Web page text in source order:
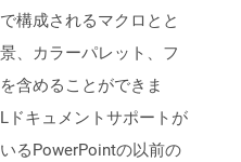
構成されるマクロとと
、カラーパレット、フ
含めることができま
ドキュメントサポートが
るPowerPointの以前の